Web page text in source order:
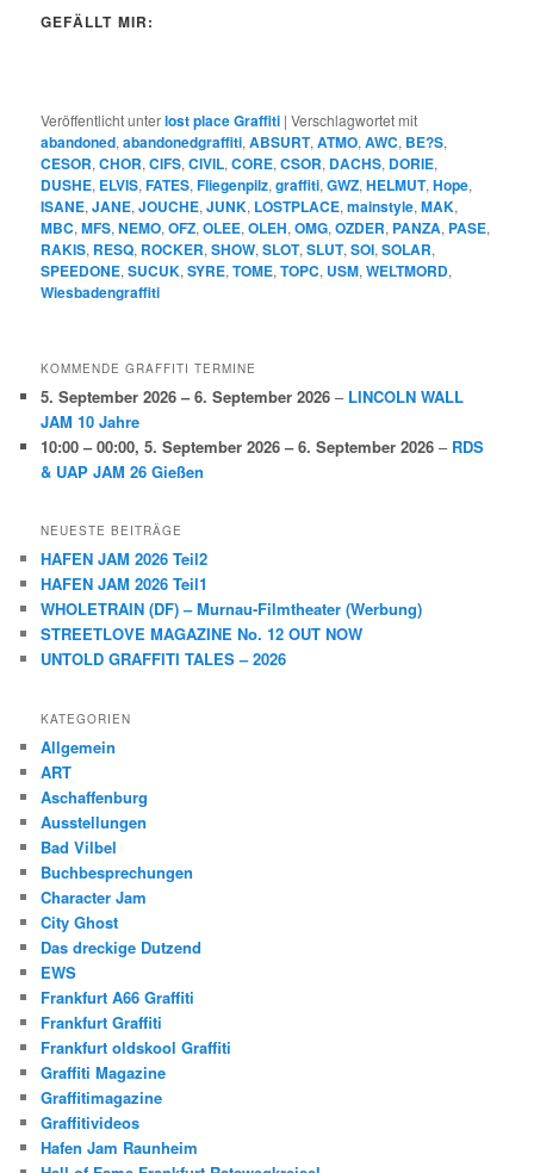
GEFÄLLT MIR:
Veröffentlicht unterlost place Graffiti |Verschlagwortet mit
abandoned,abandonedgraffiti,ABSURT,ATMO,AWC, BE?S,
CESOR,CHOR,CIFS,CIVIL,CORE,CSOR, DACHS, DORIE,
DUSHE, ELVIS,FATES,Fliegenpilz,graffiti,GWZ,HELMUT,Hope,
ISANE,JANE,JOUCHE,JUNK, LOSTPLACE,mainstyle,MAK,
MBC,MFS,NEMO,OFZ,OLEE,OLEH,OMG,OZDER, PANZA, PASE,
RAKIS, RESQ, ROCKER,SHOW,SLOT,SLUT,SOI,SOLAR,
SPEEDONE,SUCUK,SYRE,TOME,TOPC, USM,WELTMORD,
Wiesbadengraffiti
KOMMENDE GRAFFITI TERMINE
5. September 2026 – 6. September 2026 – LINCOLN WALL
JAM 10 Jahre
10:00 – 00:00,5. September 2026 – 6. September 2026 – RDS
& UAP JAM 26 Gießen
NEUESTE BEITRÄGE
HAFEN JAM 2026 Teil2
HAFEN JAM 2026 Teil1
WHOLETRAIN (DF) – Murnau-Filmtheater (Werbung)
STREETLOVE MAGAZINE No. 12 OUT NOW
UNTOLD GRAFFITI TALES – 2026
KATEGORIEN
Allgemein
ART
Aschaffenburg
Ausstellungen
Bad Vilbel
Buchbesprechungen
Character Jam
City Ghost
Das dreckige Dutzend
EWS
Frankfurt A66 Graffiti
Frankfurt Graffiti
Frankfurt oldskool Graffiti
Graffiti Magazine
Graffitimagazine
Graffitivideos
Hafen Jam Raunheim